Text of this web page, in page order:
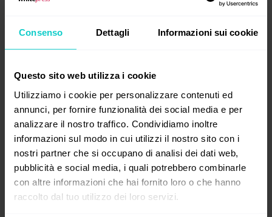
Consenso Dettagli Informazioni sui cookie
Questo sito web utilizza i cookie
Utilizziamo i cookie per personalizzare contenuti ed
annunci, per fornire funzionalità dei social media e per
analizzare il nostro traffico. Condividiamo inoltre
informazioni sul modo in cui utilizzi il nostro sito con i
nostri partner che si occupano di analisi dei dati web,
pubblicità e social media, i quali potrebbero combinarle
con altre informazioni che hai fornito loro o che hanno
raccolto dal tuo utilizzo dei loro servizi.
riceverai aggiornamenti sugli ultimi
valore. Chiunque può annullare
l'iscrizione alla newsletter della
Knowledge Base di WhitePress® in
qualsiasi momento.
Indirizzo e-mail*